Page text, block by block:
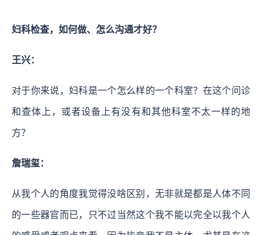
妇科检查，如何做、怎么沟通才好？
王兴：
对于你来说，妇科是一个怎么样的一个科室？在这个问诊
和查体上，或者设备上有没有和其他科室不太一样的地
方？
詹瑞玺：
从我个人的角度我觉得没啥区别，无非就是都是人体不同
的一些器官而已，只不过当然这个我不能以完全以我个人